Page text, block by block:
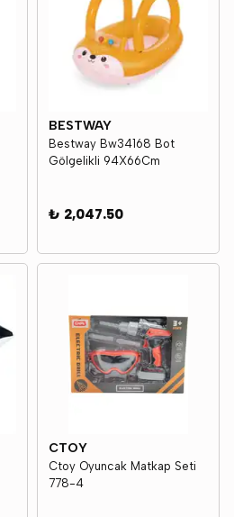
BESTWAY
Bestway Bw34168 Bot
Gölgelikli 94X66Cm
₺ 2,047.50
CTOY
Ctoy Oyuncak Matkap Seti
778-4